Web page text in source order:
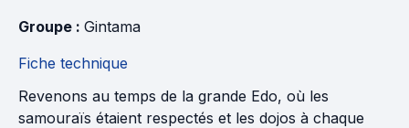
Groupe : Gintama
Fiche technique
Revenons au temps de la grande Edo, où les
samouraïs étaient respectés et les dojos à chaque